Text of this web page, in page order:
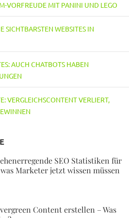
VORFREUDE MIT PANINI UND LEGO
SICHTBARSTEN WEBSITES IN
AUCH CHATBOTS HABEN
VERGLEICHSCONTENT VERLIERT,
SEO Statistiken für
was Marketer jetzt wissen müssen
Content erstellen – Was